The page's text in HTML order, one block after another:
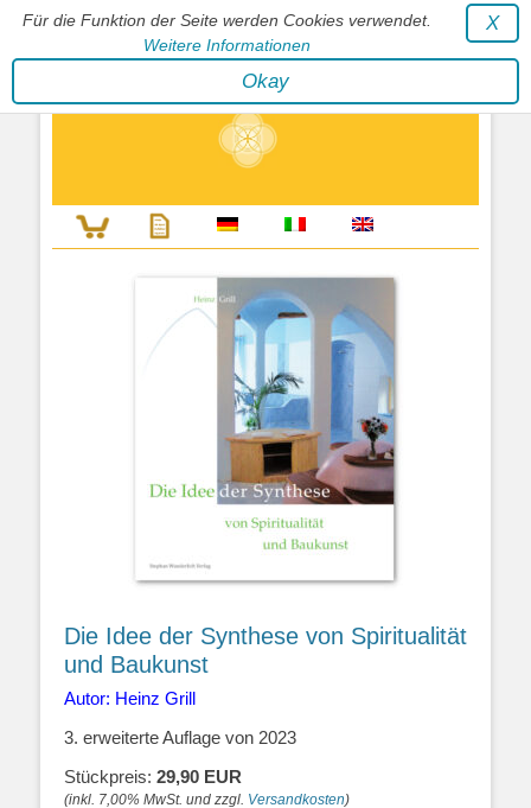
Für die Funktion der Seite werden Cookies verwendet.
Weitere Informationen
X
Okay
Stephan Wunderlich Verlag
Literatur zur Förderung der Gestaltfähigkeit des Lebens
Die Idee der Synthese von Spiritualität
und Baukunst
Autor: Heinz Grill
3. erweiterte Auflage von 2023
Stückpreis: 29,90 EUR
(inkl. 7,00% MwSt. und zzgl. Versandkosten)